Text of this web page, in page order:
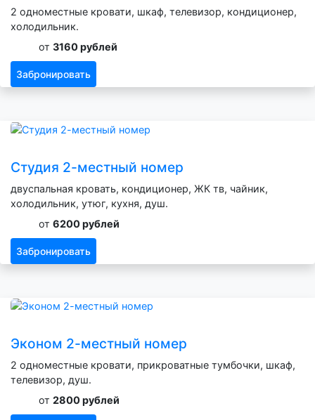
2 одноместные кровати, шкаф, телевизор, кондиционер,
холодильник.
от 3160 рублей
Забронировать
Студия 2-местный номер
двуспальная кровать, кондиционер, ЖК тв, чайник,
холодильник, утюг, кухня, душ.
от 6200 рублей
Забронировать
Эконом 2-местный номер
2 одноместные кровати, прикроватные тумбочки, шкаф,
телевизор, душ.
от 2800 рублей